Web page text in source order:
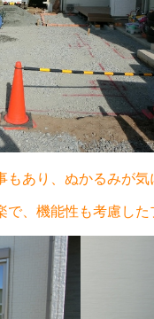
もあり、ぬかるみが
、機能性も考慮した